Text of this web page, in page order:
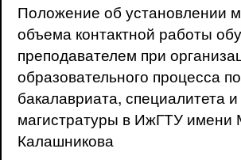
Положение об установлении
объема контактной работы
преподавателем при
образовательного процесса
бакалавриата, специалитета и
магистратуры в ИжГТУ имени
Калашникова